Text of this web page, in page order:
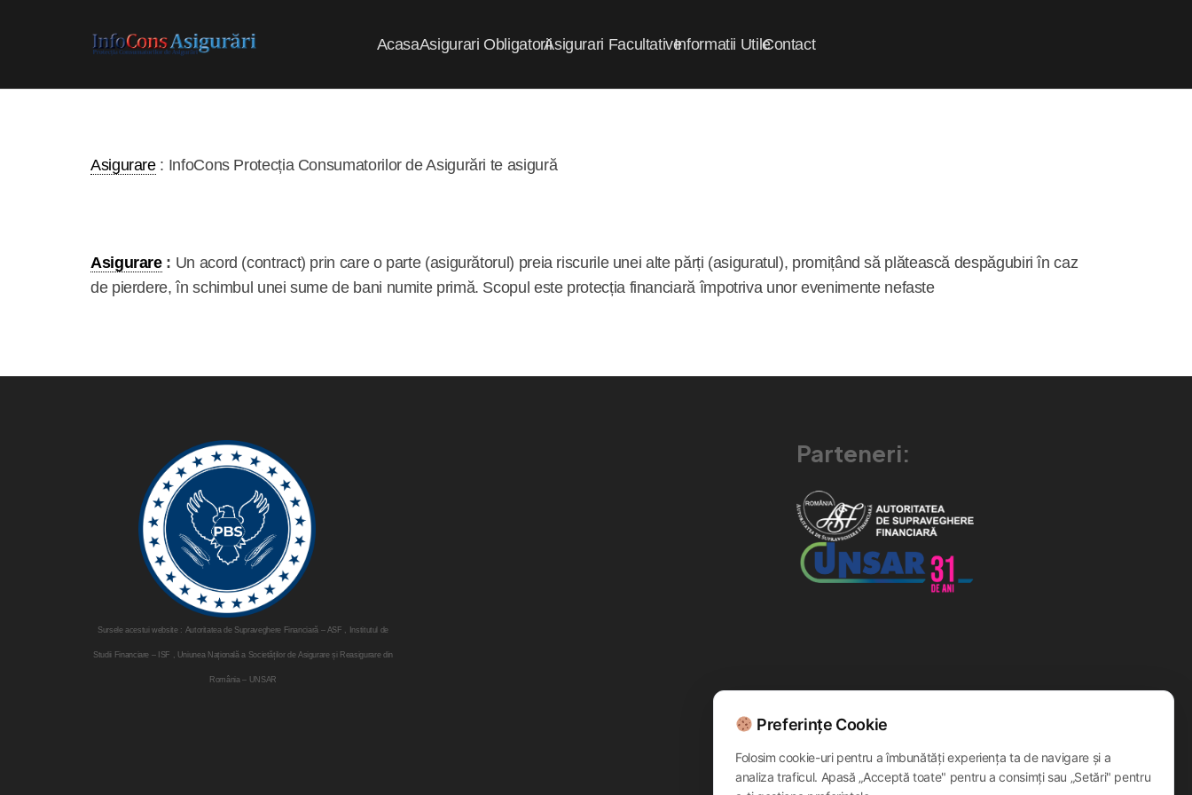
AcasaAsigurari ObligatoriiAsigurari FacultativeInformatii UtileContact
Asigurare: InfoCons Protecția Consumatorilor de Asigurări te asigură
Asigurare: Un acord (contract) prin care o parte (asigurătorul) preia riscurile unei alte părți (asiguratul), promițând să plătească despăgubiri în caz
de pierdere, în schimbul unei sume de bani numite primă. Scopul este protecția financiară împotriva unor evenimente nefaste
Sursele acestui website : Autoritatea de Supraveghere Financiară – ASF , Institutul de
Studii Financiare – ISF , Uniunea Națională a Societăților de Asigurare și Reasigurare din
România – UNSAR
Parteneri:
Preferințe Cookie
Folosim cookie-uri pentru a îmbunătăți experiența ta de navigare și a
analiza traficul. Apasă „Acceptă toate" pentru a consimți sau „Setări" pentru